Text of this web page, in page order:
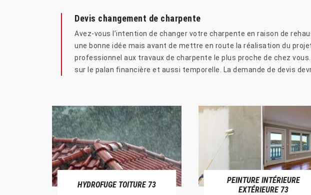
Devis changement de charpente
Avez-vous l’intention de changer votre charpente en raison de
une bonne idée mais avant de mettre en route la réalisation du
professionnel aux travaux de charpente le plus proche de chez
sur le palan financière et aussi temporelle. La demande de devis
HYDROFUGE TOITURE 73
PEINTURE INTÉRIEURE
EXTÉRIEURE 73